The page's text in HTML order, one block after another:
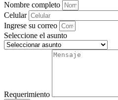
Nombre completo
Celular
Ingrese su correo
Seleccione el asunto
Requerimiento